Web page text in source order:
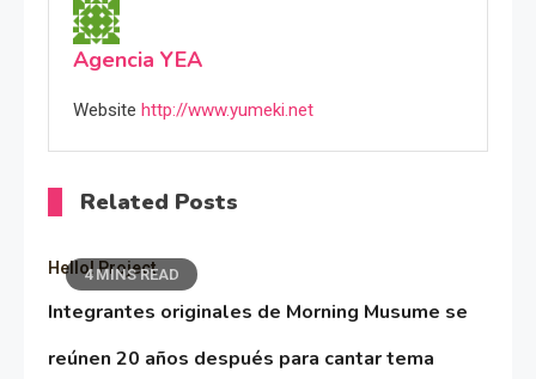
Agencia YEA
Website http://www.yumeki.net
Related Posts
4 MINS READ
Hello! Project
Integrantes originales de Morning Musume se
reúnen 20 años después para cantar tema